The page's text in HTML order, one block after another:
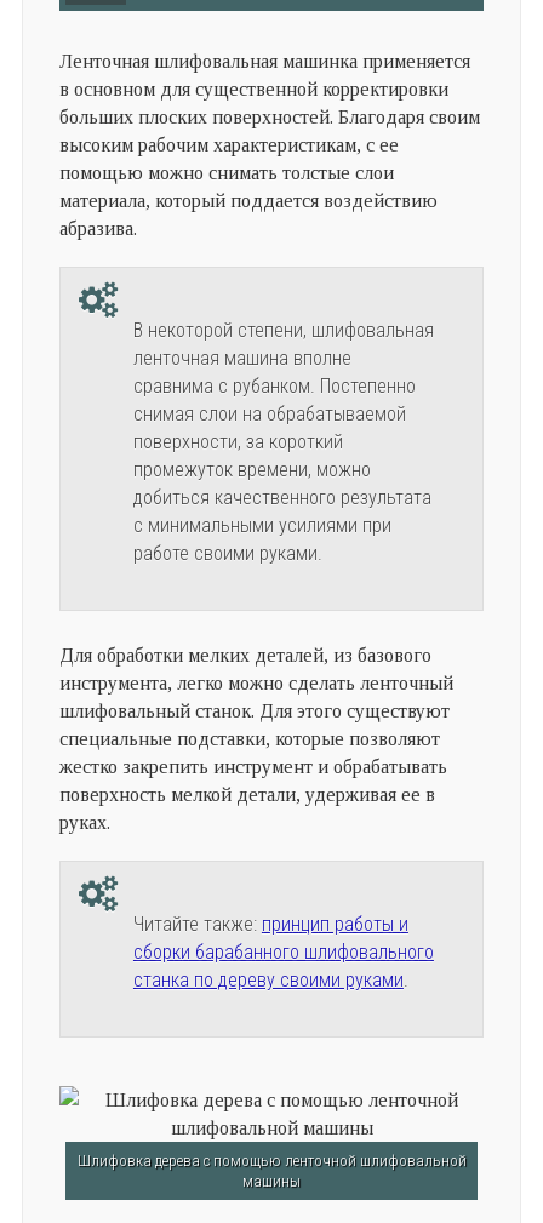
Ленточная шлифовальная машинка применяется
в основном для существенной корректировки
больших плоских поверхностей. Благодаря своим
высоким рабочим характеристикам, с ее
помощью можно снимать толстые слои
материала, который поддается воздействию
абразива.
В некоторой степени, шлифовальная
ленточная машина вполне
сравнима с рубанком. Постепенно
снимая слои на обрабатываемой
поверхности, за короткий
промежуток времени, можно
добиться качественного результата
с минимальными усилиями при
работе своими руками.
Для обработки мелких деталей, из базового
инструмента, легко можно сделать ленточный
шлифовальный станок. Для этого существуют
специальные подставки, которые позволяют
жестко закрепить инструмент и обрабатывать
поверхность мелкой детали, удерживая ее в
руках.
Читайте также: принцип работы и
сборки барабанного шлифовального
станка по дереву своими руками.
Шлифовка дерева с помощью ленточной шлифовальной
машины